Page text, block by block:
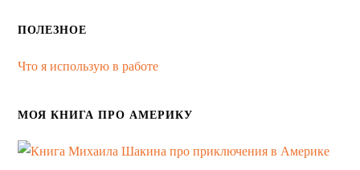
ПОЛЕЗНОЕ
Что я использую в работе
МОЯ КНИГА ПРО АМЕРИКУ